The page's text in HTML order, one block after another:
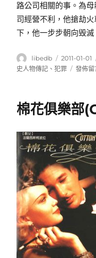
路公司相關的事。為
司經營不利，他搶劫
下，他一步步朝向毁滅
作
者
libedb
發
佈
2011-01-01
史人物傳記 、犯罪
在
(Jesse
發佈留
棉花俱樂部